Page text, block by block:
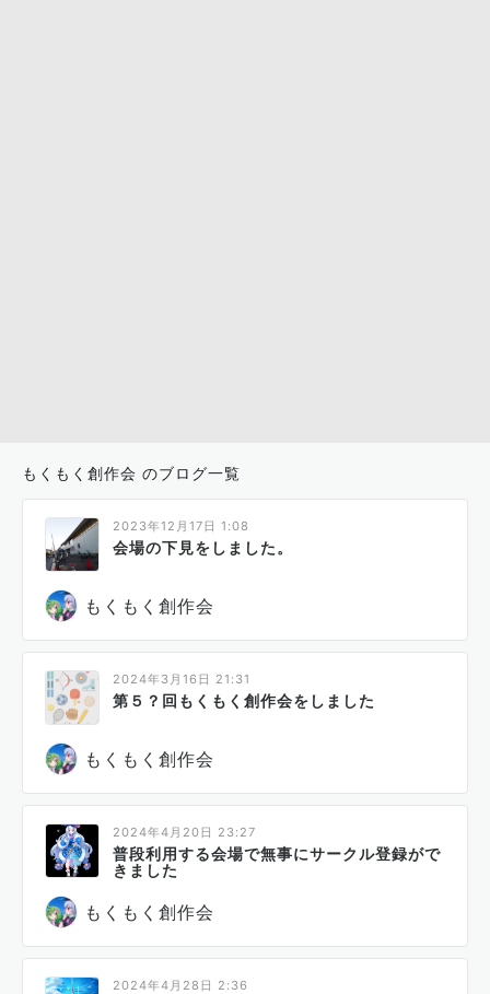
もくもく創作会 のブログ一覧
2023年12月17日 1:08
会場の下見をしました。
もくもく創作会
2024年3月16日 21:31
第５？回もくもく創作会をしました
もくもく創作会
2024年4月20日 23:27
普段利用する会場で無事にサークル登録がで
きました
もくもく創作会
2024年4月28日 2:36